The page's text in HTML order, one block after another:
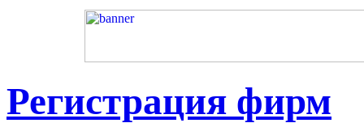
Регистрация фирм